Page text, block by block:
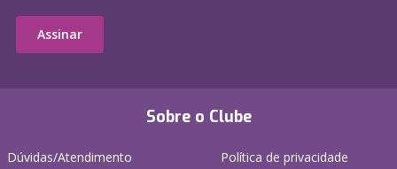
Sobre o Clube
Dúvidas/Atendimento
Política de privacidade
Assinar